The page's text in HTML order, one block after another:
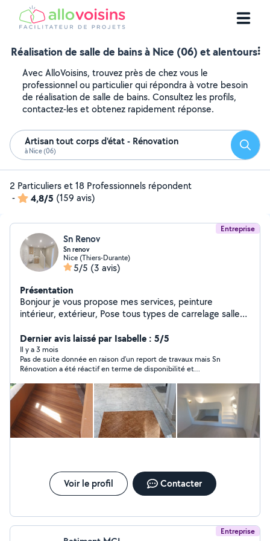
Réalisation de salle de bains à Nice (06) et alentours
Avec AlloVoisins, trouvez près de chez vous le
professionnel ou particulier qui répondra à votre besoin
de réalisation de salle de bains. Consultez les profils,
contactez-les et obtenez rapidement réponse.
Artisan tout corps d'état - Rénovation
à Nice (06)
2 Particuliers et 18 Professionnels répondent
-
4,8/5 (159 avis)
Entreprise
Sn Renov
Sn renov
Nice (Thiers-Durante)
5/5 (3 avis)
Présentation
Bonjour je vous propose mes services, peinture
intérieur, extérieur, Pose tous types de carrelage salle
professionnel camions rénovation intérieure merci
Dernier avis laissé par Isabelle : 5/5
Il y a 3 mois
Pas de suite donnée en raison d’un report de travaux mais Sn
Rénovation a été réactif en terme de disponibilité et
Voir le profil Contacter
Entreprise